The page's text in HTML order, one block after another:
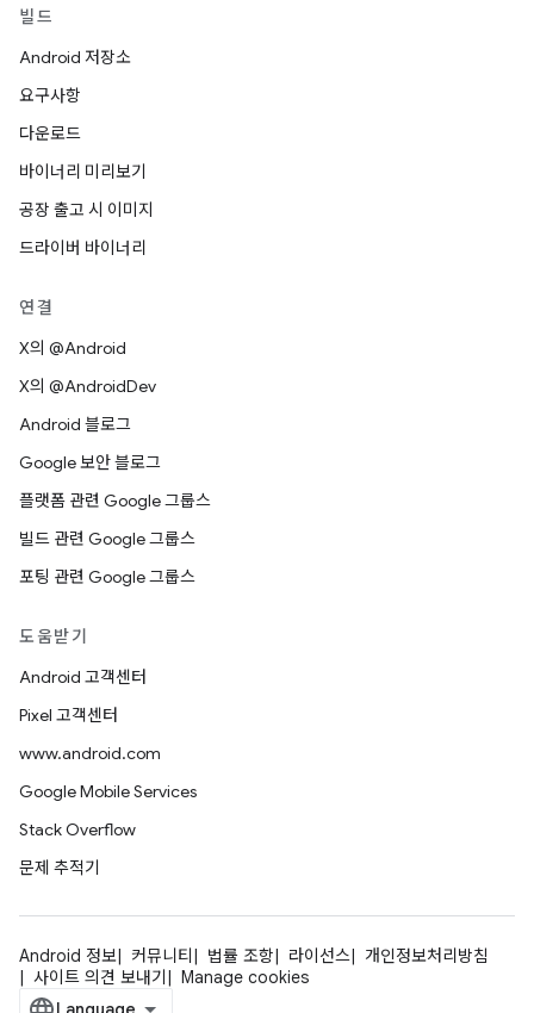
빌드
Android 저장소
요구사항
다운로드
바이너리 미리보기
공장 출고 시 이미지
드라이버 바이너리
연결
X의 @Android
X의 @AndroidDev
Android 블로그
Google 보안 블로그
플랫폼 관련 Google 그룹스
빌드 관련 Google 그룹스
포팅 관련 Google 그룹스
도움받기
Android 고객센터
Pixel 고객센터
www.android.com
Google Mobile Services
Stack Overflow
문제 추적기
Android 정보 커뮤니티 법률 조항 라이선스
개인정보처리방침
사이트 의견 보내기
Manage cookies